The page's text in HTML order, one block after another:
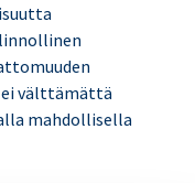
välttämättä
mahdollisella